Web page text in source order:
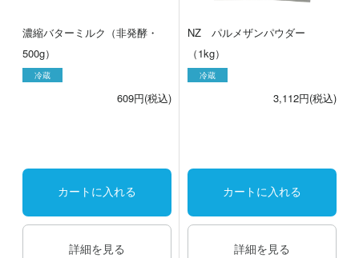
濃縮バターミルク（非発酵・
500g）
冷蔵
609円(税込)
カートに入れる
詳細を見る
NZ パルメザンパウダー
（1kg）
冷蔵
3,112円(税込)
カートに入れる
詳細を見る